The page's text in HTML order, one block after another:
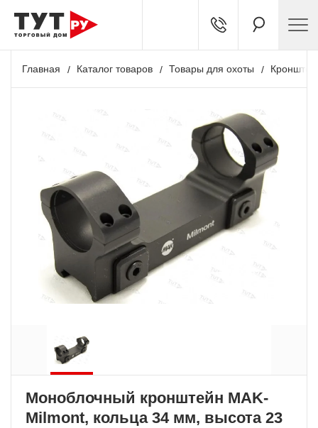
Главная Каталог товаров Товары для охоты
Моноблочный кронштейн MAK-
Milmont, кольца 34 мм, высота 23